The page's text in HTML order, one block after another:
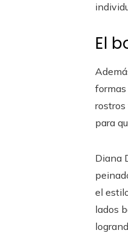
El
formas
rostros
para
Diana
el
lados